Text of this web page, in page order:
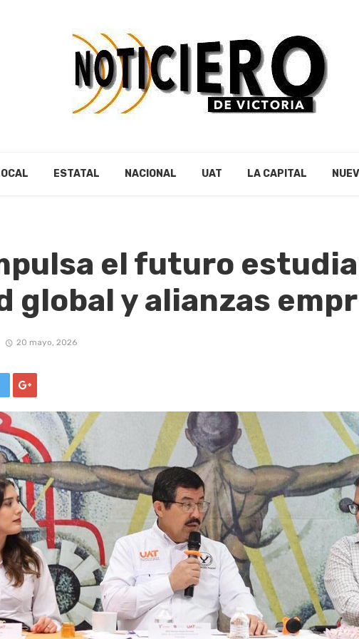
ESTATAL NACIONAL UAT LA CAPITAL
el futuro
global y alianzas
20 mayo, 2026